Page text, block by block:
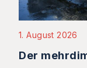
1. August 2026
Der